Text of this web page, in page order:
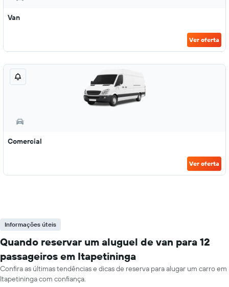
Van
Ver oferta
Comercial
Ver oferta
Informações úteis
Quando reservar um aluguel de van para 12
passageiros em Itapetininga
Confira as últimas tendências e dicas de reserva para alugar um carro em
Itapetininga com confiança.